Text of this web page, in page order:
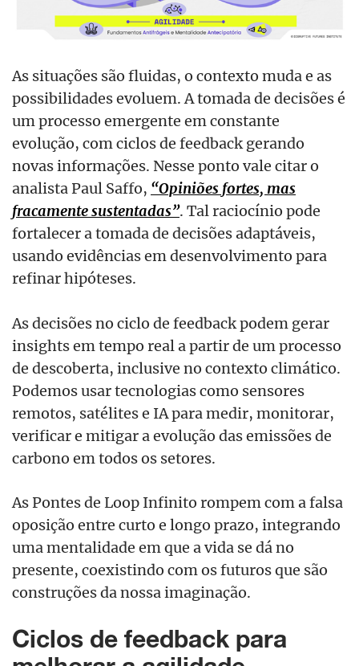
As situações são fluidas, o contexto muda e as
possibilidades evoluem. A tomada de decisões é
um processo emergente em constante
evolução, com ciclos de feedback gerando
novas informações. Nesse ponto vale citar o
analista Paul Saffo, “Opiniões fortes, mas
fracamente sustentadas”. Tal raciocínio pode
fortalecer a tomada de decisões adaptáveis,
usando evidências em desenvolvimento para
refinar hipóteses.
As decisões no ciclo de feedback podem gerar
insights em tempo real a partir de um processo
de descoberta, inclusive no contexto climático.
Podemos usar tecnologias como sensores
remotos, satélites e IA para medir, monitorar,
verificar e mitigar a evolução das emissões de
carbono em todos os setores.
As Pontes de Loop Infinito rompem com a falsa
oposição entre curto e longo prazo, integrando
uma mentalidade em que a vida se dá no
presente, coexistindo com os futuros que são
construções da nossa imaginação.
Ciclos de feedback para